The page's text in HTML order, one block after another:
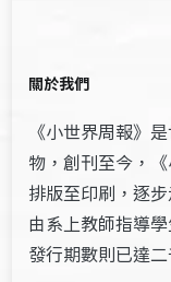
關於我們
《小世界周報》
物，創刊至今，
排版至印刷，逐
由系上教師指導
發行期數則已達二